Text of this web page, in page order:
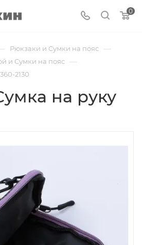
0
Рюкзаки и Сумки на пояс —
и Сумки на пояс —
2130
на руку